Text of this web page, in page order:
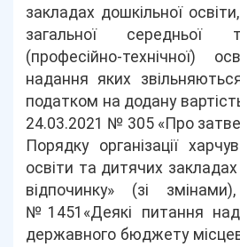
закладах дошкільної
загальної середньої
(професійно-технічної)
надання яких
податком на додану
24.03.2021 № 305 «Про
Порядку організації
освіти та дитячих
відпочинку» (зі
№1451«Деякі питання
державного бюджету